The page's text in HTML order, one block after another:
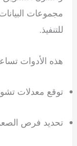
مجموعات
للتنفيذ.
هذه الأدوات
توقع معدلات
تحديد فرص